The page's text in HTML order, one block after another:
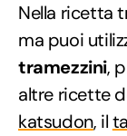
Nella ricetta
ma puoi
tramezzini,
altre ricette
katsudon, il